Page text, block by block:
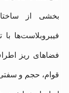
بخشی از
فضاهای ریز
قوام، حجم و